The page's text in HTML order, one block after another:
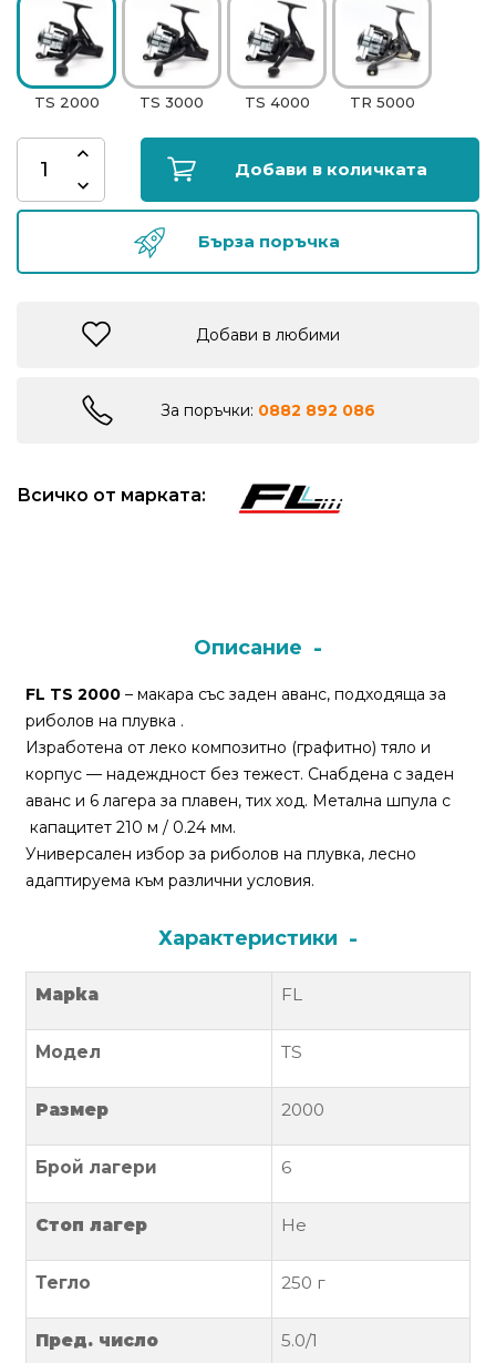
риболов
Куки
за
Дрехи
Къмпинг
за
риболов
Комплекти
за
риболов
За
Поръчка
и
доставка
Връщане
рекламация
Условия
за
TS 2000 TS 3000 TS 4000 TR 5000
Добави в количката
Бърза поръчка
Добави в любими
За поръчки: 0882 892 086
Всичко от марката:
Описание
FL TS 2000 – макара със заден аванс, подходяща за
риболов на плувка .
Изработена от леко композитно (графитно) тяло и
корпус — надеждност без тежест. Снабдена с заден
аванс и 6 лагера за плавен, тих ход. Метална шпула с
капацитет 210 м / 0.24 мм.
Универсален избор за риболов на плувка, лесно
адаптируема към различни условия.
Характеристики
Марка FL
Модел TS
Размер 2000
Брой лагери 6
Стоп лагер Не
Тегло 250 г
Пред. число 5.0/1